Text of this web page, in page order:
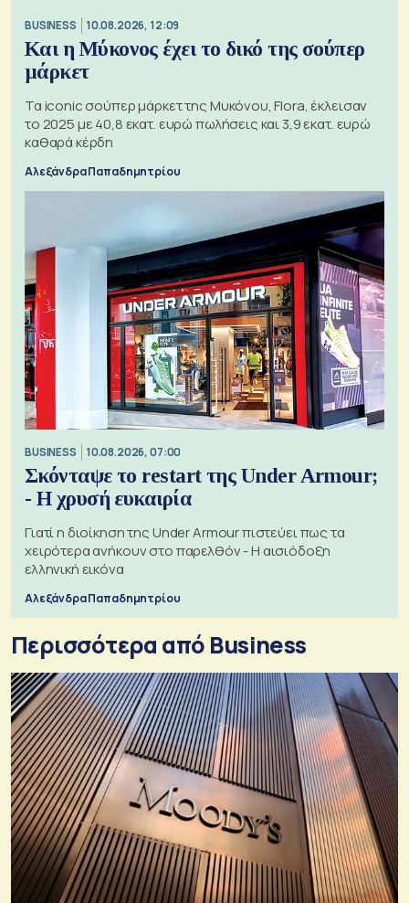
BUSINESS 10.08.2026, 12:09
Και η Μύκονος έχει το δικό της σούπερ
μάρκετ
Τα iconic σούπερ μάρκετ της Μυκόνου, Flora, έκλεισαν
το 2025 με 40,8 εκατ. ευρώ πωλήσεις και 3,9 εκατ. ευρώ
καθαρά κέρδη
Αλεξάνδρα Παπαδημητρίου
BUSINESS 10.08.2026, 07:00
Σκόνταψε το restart της Under Armour;
- Η χρυσή ευκαιρία
Γιατί η διοίκηση της Under Armour πιστεύει πως τα
χειρότερα ανήκουν στο παρελθόν - Η αισιόδοξη
ελληνική εικόνα
Αλεξάνδρα Παπαδημητρίου
Περισσότερα από Business